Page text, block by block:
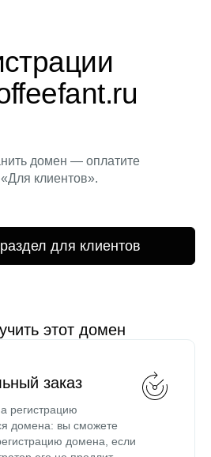
домен — оплатите
клиентов».
для клиентов
этот домен
заказ
регистрацию
домена: вы сможете
домена, если